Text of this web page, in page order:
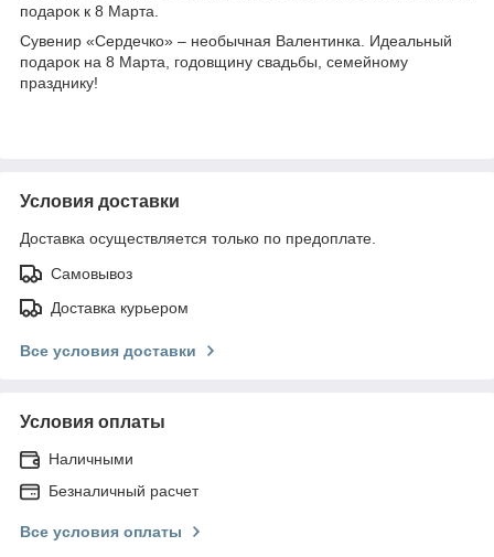
подарок к 8 Марта.
Сувенир «Сердечко» – необычная Валентинка. Идеальный
подарок на 8 Марта, годовщину свадьбы, семейному
празднику!
Условия доставки
Доставка осуществляется только по предоплате.
Самовывоз
Доставка курьером
Все условия доставки
Условия оплаты
Наличными
Безналичный расчет
Все условия оплаты